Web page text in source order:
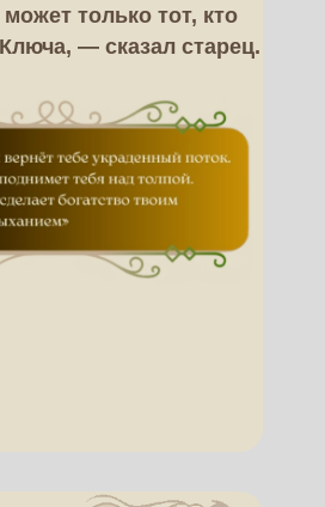
только тот, кто
— сказал старец.